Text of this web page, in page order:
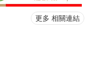
更多 相關連結